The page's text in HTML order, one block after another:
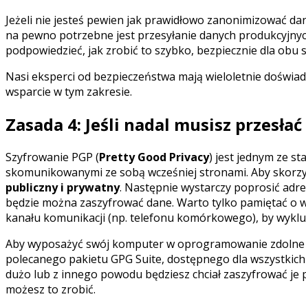
Jeżeli nie jesteś pewien jak prawidłowo zanonimizować
na pewno potrzebne jest przesyłanie danych
podpowiedzieć, jak zrobić to szybko, bezpiecznie dla
Nasi eksperci od bezpieczeństwa mają wieloletnie
wsparcie w tym zakresie.
Zasada 4: Jeśli nadal musisz
Szyfrowanie PGP (Pretty Good Privacy) jest jednym ze
skomunikowanymi ze sobą wcześniej stronami. Aby
publiczny i prywatny. Następnie wystarczy poprosić
będzie można zaszyfrować dane. Warto tylko pamiętać
kanału komunikacji (np. telefonu komórkowego), by
Aby wyposażyć swój komputer w oprogramowanie
polecanego pakietu GPG Suite, dostępnego dla
dużo lub z innego powodu będziesz chciał zaszyfrować
możesz to zrobić.